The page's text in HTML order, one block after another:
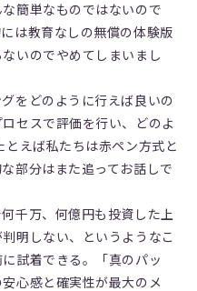
簡単なものではないので
は教育なしの無償の体験版
いのでやめてしまいまし
をどのように行えば良いの
セスで評価を行い、どのよ
えば私たちは赤ペン方式と
部分はまた追ってお話しで
千万、何億円も投資した上
明しない、というようなこ
試着できる。「真のパッ
心感と確実性が最大のメ